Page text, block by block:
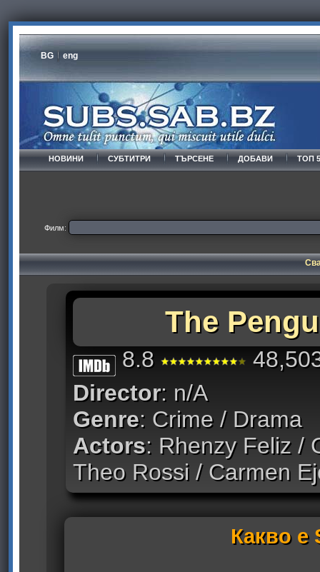
BG eng
НОВИНИ СУБТИТРИ ТЪРСЕНЕ ДОБАВИ ТОП
Филм:
The
8.8
Director: n/A
Genre: Crime / Drama
Actors: Rhenzy Feliz /
Theo Rossi / Carmen
Какво е